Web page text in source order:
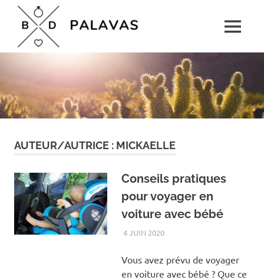
content
Boulevard
Le
détente
pour
toute
famille
MENU
AUTEUR/AUTRICE : MICKAELLE
Conseils pratiques
pour voyager en
voiture avec bébé
4 JUIN 2020FAMILLE
Vous avez prévu de voyager
en voiture avec bébé ? Que ce